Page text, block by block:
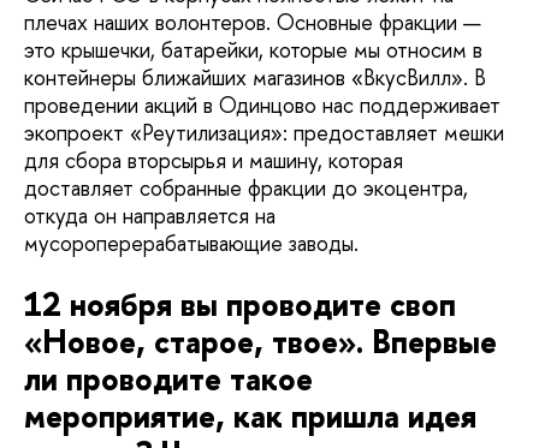
плечах наших волонтеров. Основные фракции —
это крышечки, батарейки, которые мы относим в
контейнеры ближайших магазинов «ВкусВилл». В
проведении акций в Одинцово нас поддерживает
экопроект «Реутилизация»: предоставляет мешки
для сбора вторсырья и машину, которая
доставляет собранные фракции до экоцентра,
откуда он направляется на
мусороперерабатывающие заводы.
12 ноября вы проводите своп
«Новое, старое, твое». Впервые
ли проводите такое
мероприятие, как пришла идея